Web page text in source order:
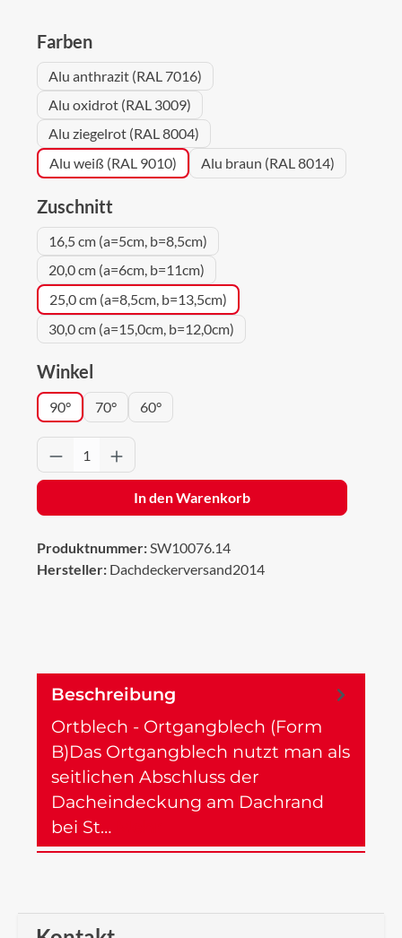
Farbenauswählen
Alu anthrazit (RAL 7016)
Alu oxidrot (RAL 3009)
Alu ziegelrot (RAL 8004)
Alu weiß (RAL 9010)
Alu braun (RAL 8014)
Zuschnitt
16,5 cm (a=5cm, b=8,5cm)
20,0 cm (a=6cm, b=11cm)
25,0 cm (a=8,5cm, b=13,5cm)
30,0 cm (a=15,0cm, b=12,0cm)
Winkel
90° 70° 60°
Produkt Anzahl: Gib den gewünschten
In den Warenkorb
Produktnummer:SW10076.14
Hersteller: Dachdeckerversand2014
Beschreibung
Ortblech - Ortgangblech (Form
B)Das Ortgangblech nutzt man als
seitlichen Abschluss der
Dacheindeckung am Dachrand
bei St…